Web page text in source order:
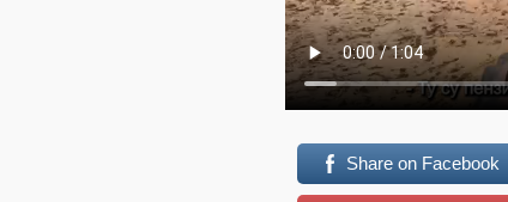
Share on Facebook